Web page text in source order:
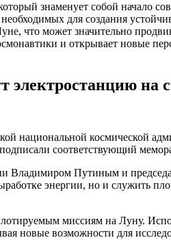
знаменует собой начало
для создания
что может значительно
и открывает новые
электростанцию на
национальной космической
соответствующий
Владимиром Путиным и
энергии, но и служить
миссиям на Луну.
новые возможности для